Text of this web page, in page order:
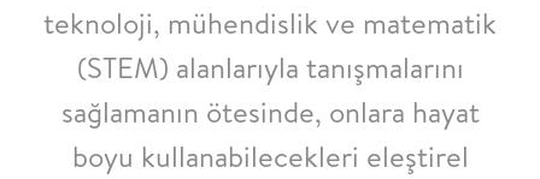
teknoloji, mühendislik ve matematik
(STEM) alanlarıyla tanışmalarını
sağlamanın ötesinde, onlara hayat
boyu kullanabilecekleri eleştirel